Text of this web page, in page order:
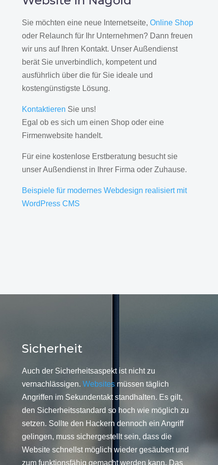
Sie möchten eine neue Internetseite, Online Shop
oder Relaunch für Ihr Unternehmen? Dann freuen
wir uns auf Ihren Kontakt. Unser Außendienst
berät Sie unverbindlich, kompetent und
ausführlich über die für Sie ideale und
kostengünstigste Lösung.
Kontaktieren Sie uns!
Egal ob es sich um einen Shop oder eine
Firmenwebsite handelt.
Für eine kostenlose Erstberatung besucht sie
unser Außendienst in Ihrer Firma oder Zuhause.
Beispiele für modernes Webdesign realisiert mit
WordPress CMS
Sicherheit
Auch der Sicherheitsaspekt ist nicht zu
vernachlässigen. Websitesmüssen täglich
Angriffen im Sekundentakt standhalten. Es gilt,
den Sicherheitsstandard so hoch wie möglich zu
setzen. Sollte den Hackern dennoch ein Angriff
gelingen, muss sichergestellt sein, dass die
Website schnellst möglich wieder gesäubert und
zum funktionsfähig gemacht werden kann. Das